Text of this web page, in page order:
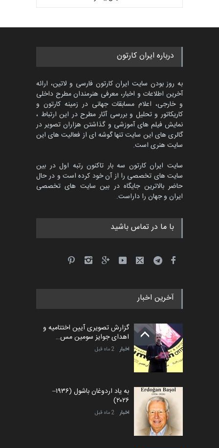
جشنواره بین‌المللی کارتون
مدارس پرتغال، ۲۰۲۷
پنجمین مسابقۀ بین‌المللی
کارتون طنز «کلاه‌ای…
مهلت 5 ماه دیگر
بیست و هشتمین مسابقه
بین‌المللی آزاد طراحی ط…
مهلت
گالری 3 روز قبل
درباره ایران کارتون
به روز بودن سایت ایران کارتون فارسی و لاتین، ارائه
آخرین اطلاعات و اخبار، معرفی هنرمندان مطرح داخلی
و خارجی، اعلام مسابقات جهانی در زمینه کارتون و
کاریکاتور و تحلیل و بررسی آثار مطرح در این ارتباط ،
نمایش فیلم های آموزشی و گذاشتن هزاران تصویر در
گالری های این سایت تنها گوشه ای از فعالیت های این
سایت هنری است.
سایت ایران کارتون سه بار تاکنون رتبه اول در بین
سایت های تخصصی را از آن خود کرده است و در حال
حاضر بالاترین جایگاه در بین سایت های تخصصی
ایران و جهان را داراست.
با ما در تماس باشید
آخرین اخبار
گزارش تصویری آیین اختتامیه و
اهدای جوایز سومین مس…
اخبار 2 ماه قبل
به یاد اردوغان باشول (۱۹۳۶–
۲۰۲۶)
اخبار 2 ماه قبل